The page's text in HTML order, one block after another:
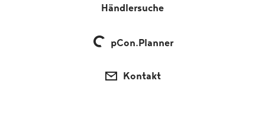
Händlersuche
pCon.Planner
Kontakt